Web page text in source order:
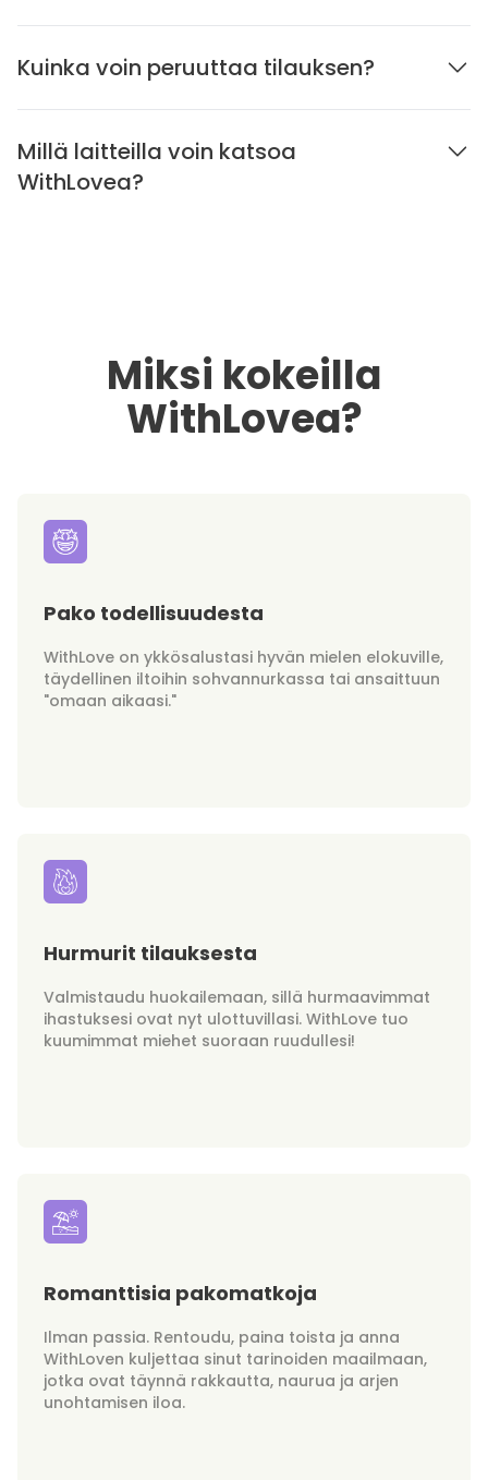
Kuinka voin peruuttaa tilauksen?
Millä laitteilla voin katsoa
WithLovea?
Miksi kokeilla
WithLovea?
Pako todellisuudesta
WithLove on ykkösalustasi hyvän mielen elokuville,
täydellinen iltoihin sohvannurkassa tai ansaittuun
"omaan aikaasi."
Hurmurit tilauksesta
Valmistaudu huokailemaan, sillä hurmaavimmat
ihastuksesi ovat nyt ulottuvillasi. WithLove tuo
kuumimmat miehet suoraan ruudullesi!
Romanttisia pakomatkoja
Ilman passia. Rentoudu, paina toista ja anna
WithLoven kuljettaa sinut tarinoiden maailmaan,
jotka ovat täynnä rakkautta, naurua ja arjen
unohtamisen iloa.